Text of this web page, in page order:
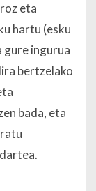
eta
hartu (esku
gure ingurua
bertzelako
bada, eta